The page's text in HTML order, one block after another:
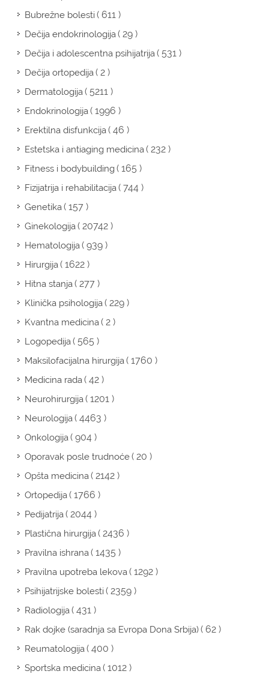
Bubrežne bolesti( 611 )
Dečija endokrinologija( 29 )
Dečija i adolescentna psihijatrija( 531 )
Dečija ortopedija( 2 )
Dermatologija( 5211 )
Endokrinologija( 1996 )
Erektilna disfunkcija( 46 )
Estetska i antiaging medicina( 232 )
Fitness i bodybuilding( 165 )
Fizijatrija i rehabilitacija( 744 )
Genetika( 157 )
Ginekologija( 20742 )
Hematologija( 939 )
Hirurgija( 1622 )
Hitna stanja( 277 )
Klinička psihologija( 229 )
Kvantna medicina( 2 )
Logopedija( 565 )
Maksilofacijalna hirurgija( 1760 )
Medicina rada( 42 )
Neurohirurgija( 1201 )
Neurologija( 4463 )
Onkologija( 904 )
Oporavak posle trudnoće( 20 )
Opšta medicina( 2142 )
Ortopedija( 1766 )
Pedijatrija( 2044 )
Plastična hirurgija( 2436 )
Pravilna ishrana( 1435 )
Pravilna upotreba lekova( 1292 )
Psihijatrijske bolesti( 2359 )
Radiologija( 431 )
Rak dojke (saradnja sa Evropa Dona Srbija)( 62 )
Reumatologija( 400 )
Sportska medicina( 1012 )